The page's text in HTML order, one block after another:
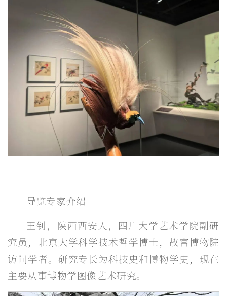
导览专家介绍
王钊，陕西西安人，四川大学艺术学院副研
究员，北京大学科学技术哲学博士，故宫博物院
访问学者。研究专长为科技史和博物学史，现在
主要从事博物学图像艺术研究。